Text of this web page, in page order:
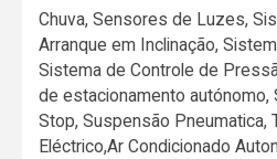
Chuva, Sensores de Luzes,
Arranque em Inclinação,
Sistema de Controle de
de estacionamento autónomo,
Stop, Suspensão Pneumatica,
Eléctrico,Ar Condicionado